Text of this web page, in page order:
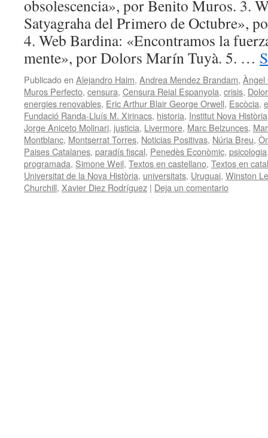
obsolescencia», por Benito Muros. 3.
Satyagraha del Primero de Octubre»,
4. Web Bardina: «Encontramos la
mente», por Dolors Marín Tuyà. 5. …
Publicado en Alejandro Haim, Andrea Mendez Brandam, Àngel
Muros Perfecto, censura, Censura Reial Espanyola, crisis,
energies renovables, Eric Arthur Blair George Orwell, Escòcia,
Fundació Randa-Lluís M. Xirinacs, historia, Institut Nova Història
Jorge Aniceto Molinari, justicia, Livermore, Marc Belzunces,
Montblanc, Montserrat Torres, Noticias Positivas, Núria Breu,
Paises Catalanes, paradís fiscal, Penedès Econòmic, psicologia
programada, Simone Weil, Textos en castellano, Textos en
Universitat de la Nova Història, universitats, Uruguai, Winston
Churchill, Xavier Diez Rodríguez | Deja un comentario